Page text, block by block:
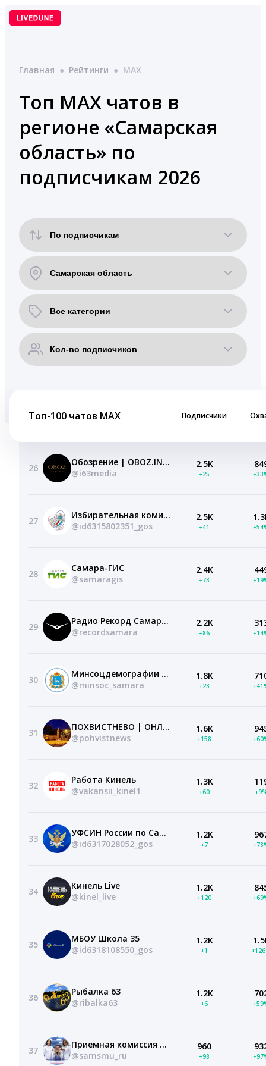
Перейти
Главная ● Рейтинги ● MAX
Топ MAX чатов в
регионе «Самарская
область» по
подписчикам 2026
Топ-100 чатов MAX Подписчики
26
Обозрение | OBOZ.INFO
@i63media
2.5K
+25
27
Избирательная комиссия Самарской области
@id6315802351_gos
2.5K
+41
28
Самара-ГИС
@samaragis
2.4K
+73
29
Радио Рекорд Самара / Radio Record Samara
@recordsamara
2.2K
+86
30
Минсоцдемографии Самарской области
@minsoc_samara
1.8K
+23
31
ПОХВИСТНЕВО | ОНЛ@ЙН
@pohvistnews
1.6K
+158
32
Работа Кинель
@vakansii_kinel1
1.3K
+60
33
УФСИН России по Самарской области
@id6317028052_gos
1.2K
+7
34
Кинель Live
@kinel_live
1.2K
+120
35
МБОУ Школа 35
@id6318108550_gos
1.2K
+1
36
Рыбалка 63
@ribalka63
1.2K
+6
37
Приемная комиссия СамГМУ
@samsmu_ru
960
+98